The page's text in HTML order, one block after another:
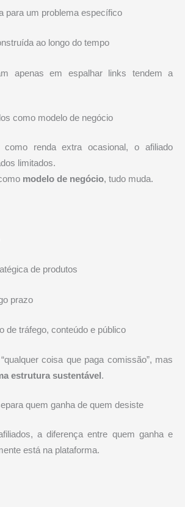
para um problema específico
ao longo do tempo
apenas em espalhar links tendem a
como modelo de negócio
como renda extra ocasional, o afiliado
limitados.
modelo de negócio, tudo muda.
de produtos
prazo
de tráfego, conteúdo e público
coisa que paga comissão”, mas
estrutura sustentável .
quem ganha de quem desiste
a diferença entre quem ganha e
está na plataforma.